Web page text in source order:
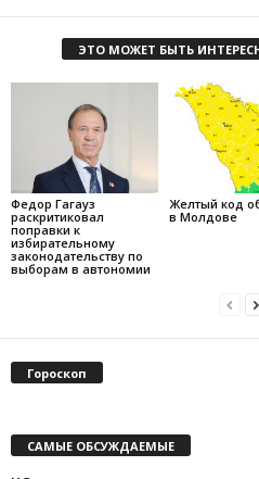
ЭТО МОЖЕТ БЫТЬ
Федор Гагауз
раскритиковал
поправки к
избирательному
законодательству по
выборам в автономии
Желтый код
в Молдове
Гороскоп
САМЫЕ ОБСУЖДАЕМЫЕ